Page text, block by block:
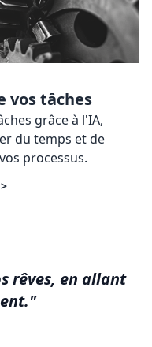
vos tâches
grâce à l'IA,
du temps et de
processus.
rêves, en allant